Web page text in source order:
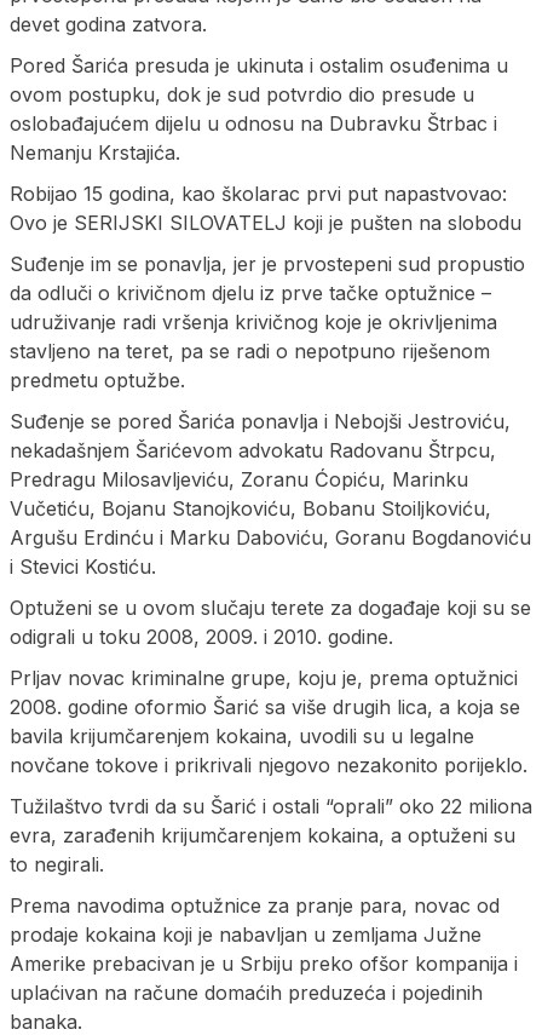
devet godina zatvora.
Pored Šarića presuda je ukinuta i ostalim osuđenima u
ovom postupku, dok je sud potvrdio dio presude u
oslobađajućem dijelu u odnosu na Dubravku Štrbac i
Nemanju Krstajića.
Robijao 15 godina, kao školarac prvi put napastvovao:
Ovo je SERIJSKI SILOVATELJ koji je pušten na slobodu
Suđenje im se ponavlja, jer je prvostepeni sud propustio
da odluči o krivičnom djelu iz prve tačke optužnice –
udruživanje radi vršenja krivičnog koje je okrivljenima
stavljeno na teret, pa se radi o nepotpuno riješenom
predmetu optužbe.
Suđenje se pored Šarića ponavlja i Nebojši Jestroviću,
nekadašnjem Šarićevom advokatu Radovanu Štrpcu,
Predragu Milosavljeviću, Zoranu Ćopiću, Marinku
Vučetiću, Bojanu Stanojkoviću, Bobanu Stoiljkoviću,
Argušu Erdinću i Marku Daboviću, Goranu Bogdanoviću
i Stevici Kostiću.
Optuženi se u ovom slučaju terete za događaje koji su se
odigrali u toku 2008, 2009. i 2010. godine.
Prljav novac kriminalne grupe, koju je, prema optužnici
2008. godine oformio Šarić sa više drugih lica, a koja se
bavila krijumčarenjem kokaina, uvodili su u legalne
novčane tokove i prikrivali njegovo nezakonito porijeklo.
Tužilaštvo tvrdi da su Šarić i ostali “oprali” oko 22 miliona
evra, zarađenih krijumčarenjem kokaina, a optuženi su
to negirali.
Prema navodima optužnice za pranje para, novac od
prodaje kokaina koji je nabavljan u zemljama Južne
Amerike prebacivan je u Srbiju preko ofšor kompanija i
uplaćivan na račune domaćih preduzeća i pojedinih
banaka.